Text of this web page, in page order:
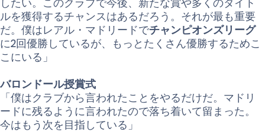
したい。このクラブで今後、新たな賞や多くのタイト
ルを獲得するチャンスはあるだろう。それが最も重要
だ。僕はレアル・マドリードでチャンピオンズリーグ
に2回優勝しているが、もっとたくさん優勝するためこ
こにいる」
バロンドール授賞式
「僕はクラブから言われたことをやるだけだ。マドリ
ードに残るように言われたので落ち着いて留まった。
今はもう次を目指している」